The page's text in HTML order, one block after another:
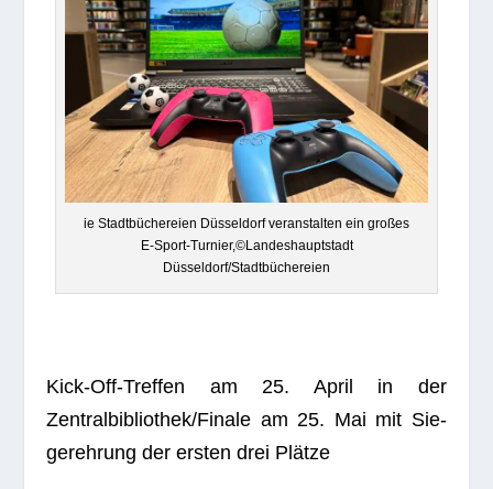
ie Stadt­bü­che­reien Düs­sel­dorf ver­an­stal­ten ein gro­ßes
E‑Sport-Turnier,©Landeshauptstadt
Düsseldorf/Stadtbüchereien
Kick-Off-Tref­fen am 25. April in der
Zentralbibliothek/Finale am 25. Mai mit Sie­
ger­eh­rung der ers­ten drei Plätze